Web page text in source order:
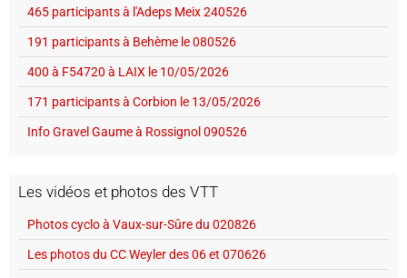
465 participants à l'Adeps Meix 240526
191 participants à Behème le 080526
400 à F54720 à LAIX le 10/05/2026
171 participants à Corbion le 13/05/2026
Info Gravel Gaume à Rossignol 090526
Les vidéos et photos des VTT
Photos cyclo à Vaux-sur-Sûre du 020826
Les photos du CC Weyler des 06 et 070626